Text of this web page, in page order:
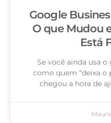
Google
O que Mudou
Está
Se você ainda usa
como quem “deixa o
chegou a hora de